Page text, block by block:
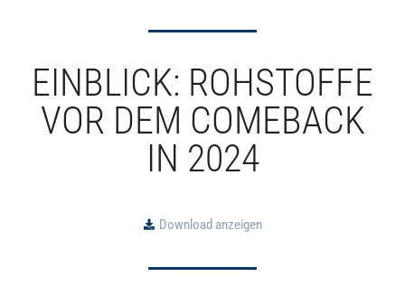
EINBLICK: ROHSTOFFE
VOR DEM COMEBACK
IN 2024
Download anzeigen